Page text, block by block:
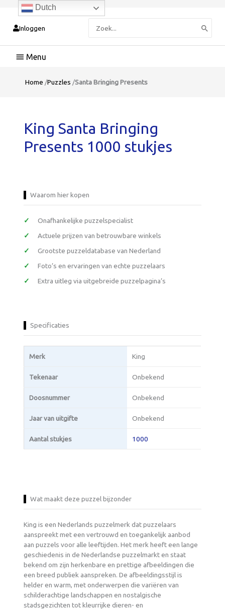
Inloggen
naar:
Hoofdmenu
Home /Puzzles /Santa Bringing Presents
King Santa Bringing
Presents 1000 stukjes
Waarom hier kopen
Onafhankelijke puzzelspecialist
Actuele prijzen van betrouwbare winkels
Grootste puzzeldatabase van Nederland
Foto’s en ervaringen van echte puzzelaars
Extra uitleg via uitgebreide puzzelpagina’s
Specificaties
Merk King
Tekenaar Onbekend
Doosnummer Onbekend
Jaar van uitgifte Onbekend
Aantal stukjes 1000
Wat maakt deze puzzel bijzonder
King is een Nederlands puzzelmerk dat puzzelaars
aanspreekt met een vertrouwd en toegankelijk aanbod
aan puzzels voor alle leeftijden. Het merk heeft een lange
geschiedenis in de Nederlandse puzzelmarkt en staat
bekend om zijn herkenbare en prettige afbeeldingen die
een breed publiek aanspreken. De afbeeldingsstijl is
helder en warm, met onderwerpen die variëren van
schilderachtige landschappen en nostalgische
stadsgezichten tot kleurrijke dieren- en
Dutch